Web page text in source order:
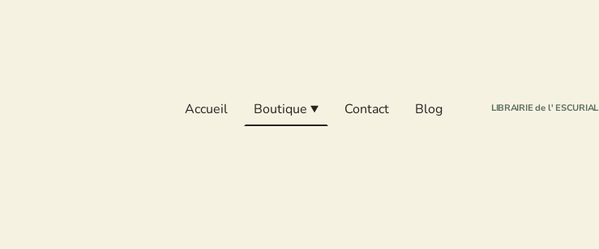
Accueil Boutique Contact Blog LIBRAIRIE de l' ESCURIAL